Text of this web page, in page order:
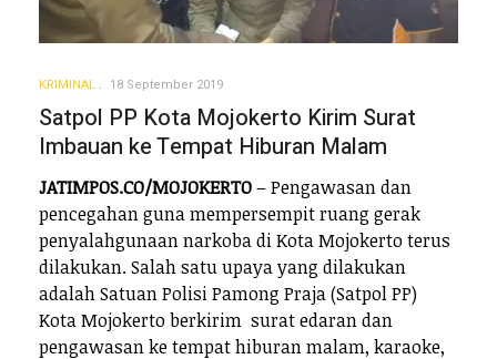
KRIMINAL 18 September 2019
Satpol PP Kota Mojokerto Kirim Surat
Imbauan ke Tempat Hiburan Malam
JATIMPOS.CO/MOJOKERTO– Pengawasan dan
pencegahan guna mempersempit ruang gerak
penyalahgunaan narkoba di Kota Mojokerto terus
dilakukan. Salah satu upaya yang dilakukan
adalah Satuan Polisi Pamong Praja (Satpol PP)
Kota Mojokerto berkirim surat edaran dan
pengawasan ke tempat hiburan malam, karaoke,